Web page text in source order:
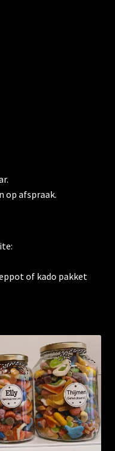
op afspraak.
of kado pakket